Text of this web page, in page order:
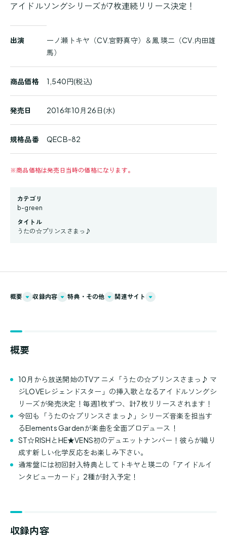
アイドルソングシリーズが7枚連続リリース決定！
品
細
出演
一ノ瀬トキヤ（CV.宮野真守）＆鳳 瑛二（CV.内田雄
馬）
商品価格 1,540円(税込)
発売日 2016年10月26日(水)
規格品番 QECB-82
※商品価格は発売日当時の価格になります。
カテゴリ
b-green
タイトル
うたの☆プリンスさまっ♪
概要 収録内容 特典・その他 関連サイト
概要
10月から放送開始のTVアニメ「うたの☆プリンスさまっ♪ マ
ジLOVEレジェンドスター」の挿入歌となるアイドルソングシ
リーズが発売決定！毎週1枚ずつ、計7枚リリースされます！
今回も「うたの☆プリンスさまっ♪」シリーズ音楽を担当す
るElements Gardenが楽曲を全面プロデュース！
ST☆RISHとHE★VENS初のデュエットナンバー！彼らが織り
成す新しい化学反応をお楽しみ下さい。
通常盤には初回封入特典としてトキヤと瑛二の「アイドルイ
ンタビューカード」2種が封入予定！
収録内容